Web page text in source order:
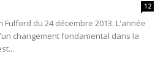
12
Fulford du 24 décembre 2013. L'année
changement fondamental dans la